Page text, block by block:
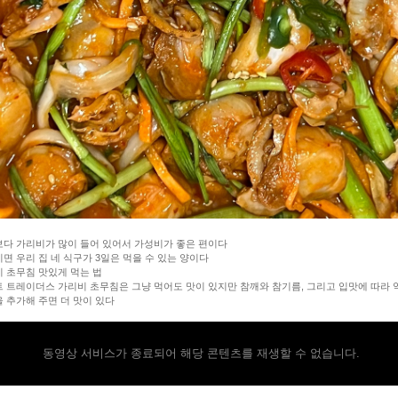
다 가리비가 많이 들어 있어서 가성비가 좋은 편이다
면 우리 집 네 식구가 3일은 먹을 수 있는 양이다
초무침 맛있게 먹는 법
트레이더스 가리비 초무침은 그냥 먹어도 맛이 있지만 참깨와 참기름, 그리고 입맛에 따라
추가해 주면 더 맛이 있다
동영상 서비스가 종료되어 해당 콘텐츠를 재생할 수 없습니다.